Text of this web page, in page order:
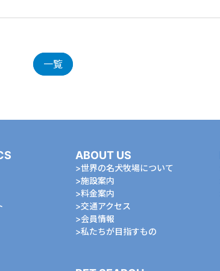
一覧
ABOUT US
世界の名犬牧場について
施設案内
料金案内
交通アクセス
会員情報
私たちが⽬指すもの